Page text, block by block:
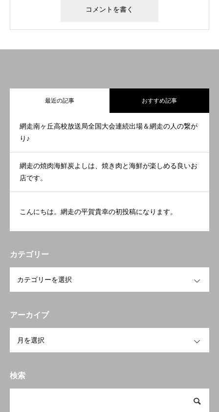
最近の記事 おすすめ記事
網走南ヶ丘高校放送局全国大会連続出場＆網走の人の繋が
り♪
網走の焼肉海鮮炭よしは、焼き肉と海鮮が楽しめる良いお
店です。
こんにちは。網走の平賀貴幸の初投稿になります。
カテゴリー
アーカイブ
検索